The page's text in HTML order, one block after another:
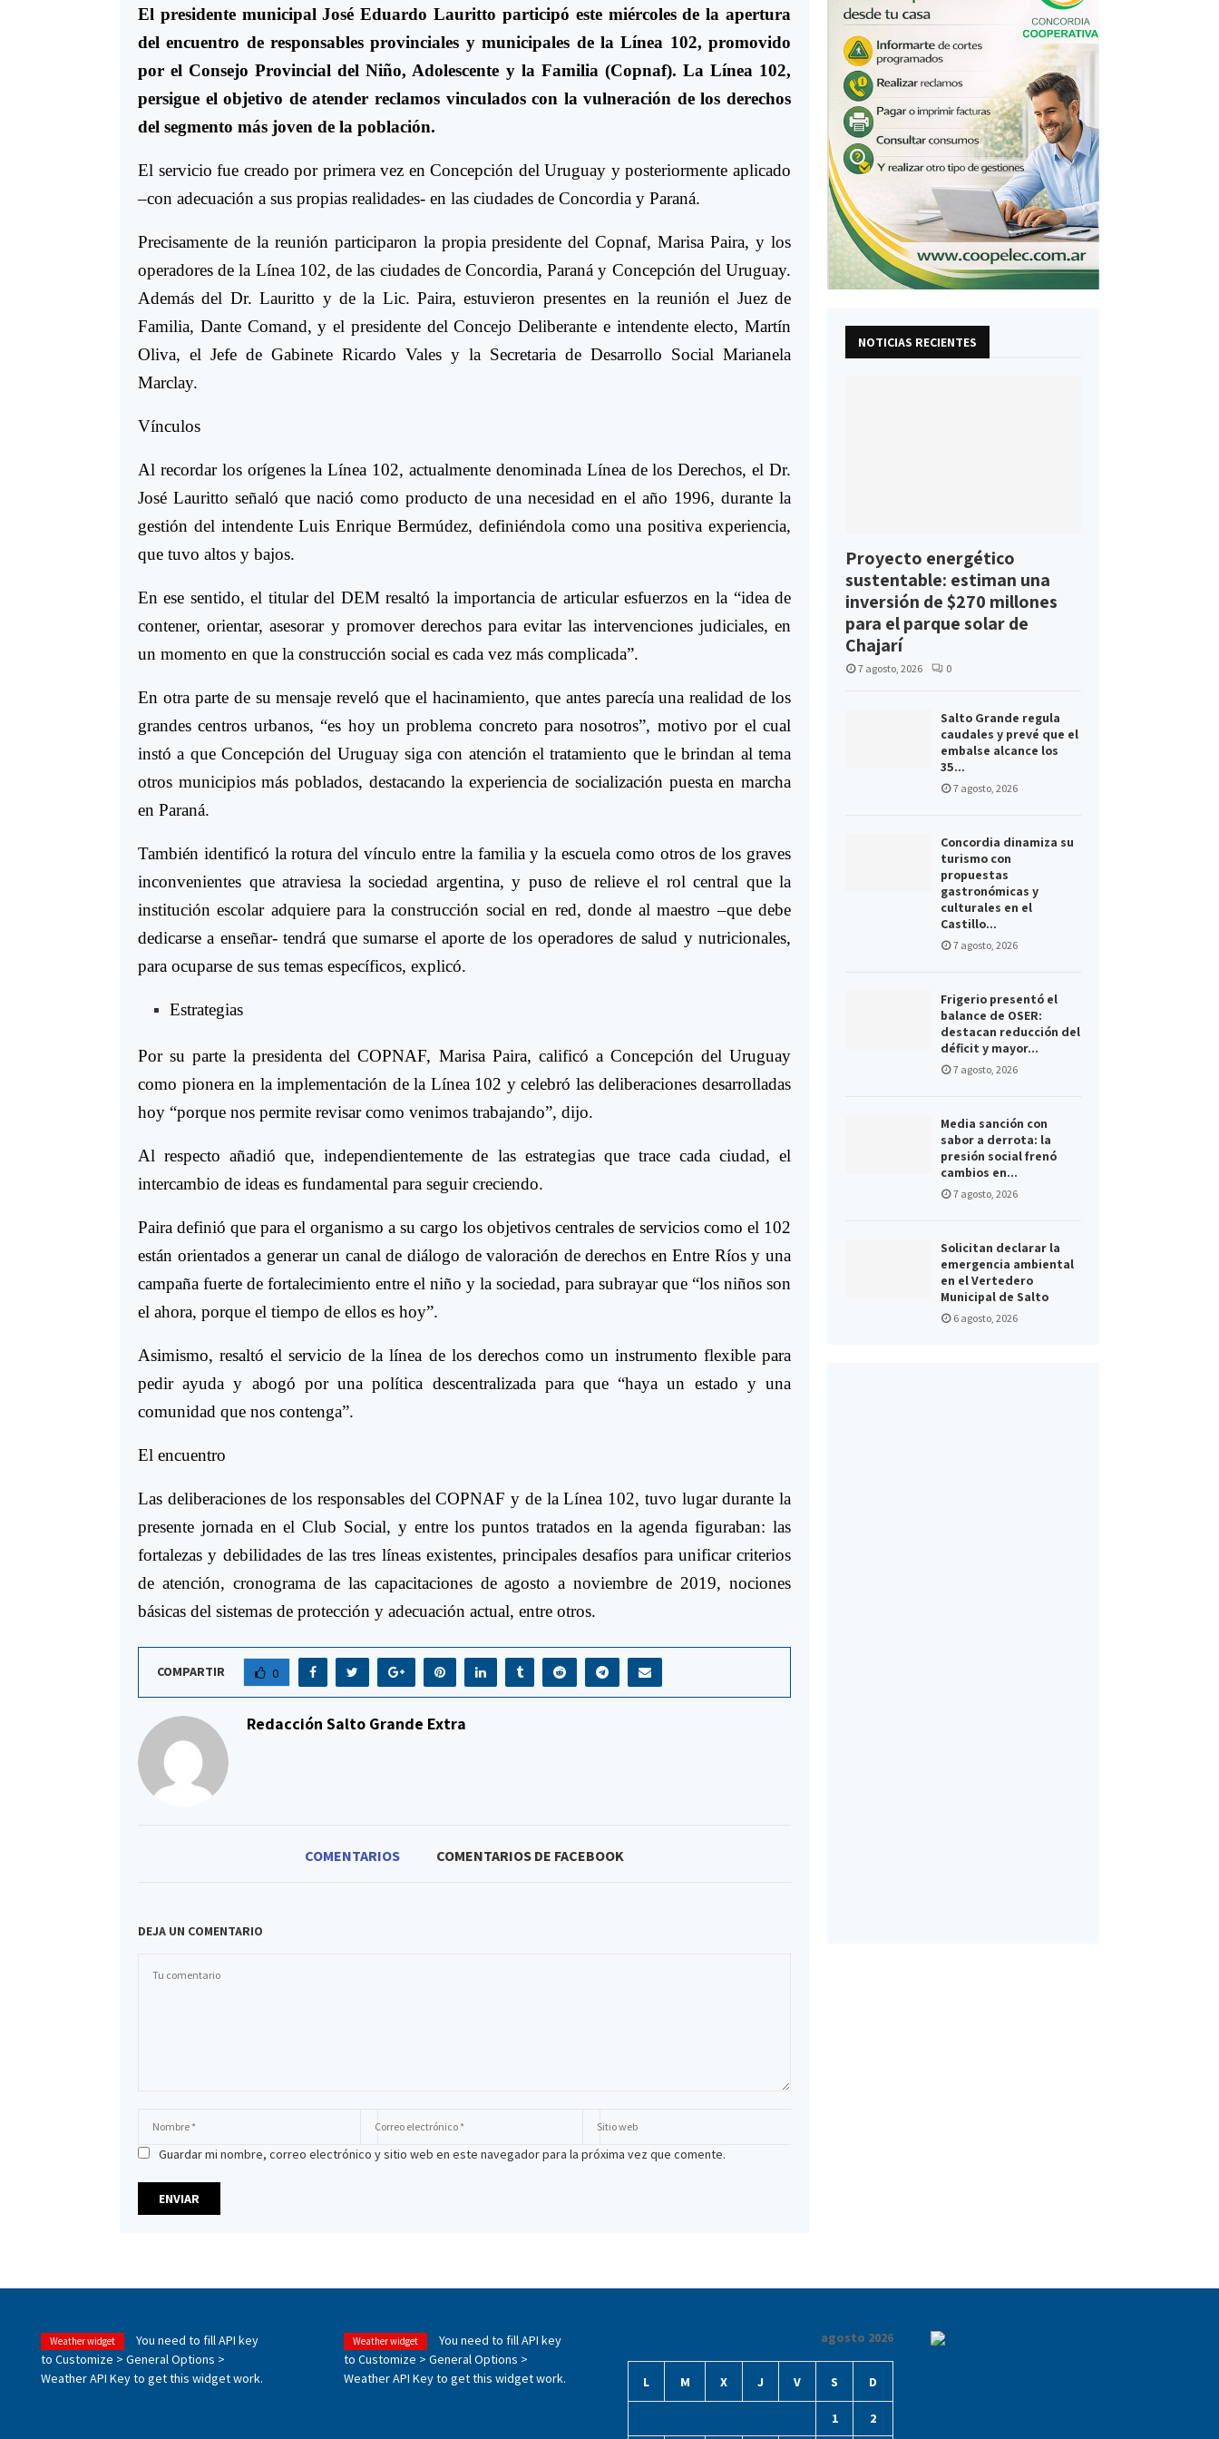
El presidente municipal José Eduardo Lauritto participó este miércoles de la apertura
del encuentro de responsables provinciales y municipales de la Línea 102, promovido
por el Consejo Provincial del Niño, Adolescente y la Familia (Copnaf). La Línea 102,
persigue el objetivo de atender reclamos vinculados con la vulneración de los derechos
del segmento más joven de la población.
El servicio fue creado por primera vez en Concepción del Uruguay y posteriormente aplicado
–con adecuación a sus propias realidades- en las ciudades de Concordia y Paraná.
Precisamente de la reunión participaron la propia presidente del Copnaf, Marisa Paira, y los
operadores de la Línea 102, de las ciudades de Concordia, Paraná y Concepción del Uruguay.
Además del Dr. Lauritto y de la Lic. Paira, estuvieron presentes en la reunión el Juez de
Familia, Dante Comand, y el presidente del Concejo Deliberante e intendente electo, Martín
Oliva, el Jefe de Gabinete Ricardo Vales y la Secretaria de Desarrollo Social Marianela
Marclay.
Vínculos
Al recordar los orígenes la Línea 102, actualmente denominada Línea de los Derechos, el Dr.
José Lauritto señaló que nació como producto de una necesidad en el año 1996, durante la
gestión del intendente Luis Enrique Bermúdez, definiéndola como una positiva experiencia,
que tuvo altos y bajos.
En ese sentido, el titular del DEM resaltó la importancia de articular esfuerzos en la “idea de
contener, orientar, asesorar y promover derechos para evitar las intervenciones judiciales, en
un momento en que la construcción social es cada vez más complicada”.
En otra parte de su mensaje reveló que el hacinamiento, que antes parecía una realidad de los
grandes centros urbanos, “es hoy un problema concreto para nosotros”, motivo por el cual
instó a que Concepción del Uruguay siga con atención el tratamiento que le brindan al tema
otros municipios más poblados, destacando la experiencia de socialización puesta en marcha
en Paraná.
También identificó la rotura del vínculo entre la familia y la escuela como otros de los graves
inconvenientes que atraviesa la sociedad argentina, y puso de relieve el rol central que la
institución escolar adquiere para la construcción social en red, donde al maestro –que debe
dedicarse a enseñar- tendrá que sumarse el aporte de los operadores de salud y nutricionales,
para ocuparse de sus temas específicos, explicó.
Estrategias
Por su parte la presidenta del COPNAF, Marisa Paira, calificó a Concepción del Uruguay
como pionera en la implementación de la Línea 102 y celebró las deliberaciones desarrolladas
hoy “porque nos permite revisar como venimos trabajando”, dijo.
Al respecto añadió que, independientemente de las estrategias que trace cada ciudad, el
intercambio de ideas es fundamental para seguir creciendo.
Paira definió que para el organismo a su cargo los objetivos centrales de servicios como el 102
están orientados a generar un canal de diálogo de valoración de derechos en Entre Ríos y una
campaña fuerte de fortalecimiento entre el niño y la sociedad, para subrayar que “los niños son
el ahora, porque el tiempo de ellos es hoy”.
Asimismo, resaltó el servicio de la línea de los derechos como un instrumento flexible para
pedir ayuda y abogó por una política descentralizada para que “haya un estado y una
comunidad que nos contenga”.
El encuentro
Las deliberaciones de los responsables del COPNAF y de la Línea 102, tuvo lugar durante la
presente jornada en el Club Social, y entre los puntos tratados en la agenda figuraban: las
fortalezas y debilidades de las tres líneas existentes, principales desafíos para unificar criterios
de atención, cronograma de las capacitaciones de agosto a noviembre de 2019, nociones
básicas del sistemas de protección y adecuación actual, entre otros.
COMPARTIR 0
Redacción Salto Grande Extra
COMENTARIOS COMENTARIOS DE FACEBOOK
DEJA UN COMENTARIO
Guardar mi nombre, correo electrónico y sitio web en este navegador para la próxima vez que comente.
NOTICIAS RECIENTES
Proyecto energético
sustentable: estiman una
inversión de $270 millones
para el parque solar de
Chajarí
7 agosto, 2026 0
Salto Grande regula
caudales y prevé que el
embalse alcance los
35...
7 agosto, 2026
Concordia dinamiza su
turismo con
propuestas
gastronómicas y
culturales en el
Castillo...
7 agosto, 2026
Frigerio presentó el
balance de OSER:
destacan reducción del
déficit y mayor...
7 agosto, 2026
Media sanción con
sabor a derrota: la
presión social frenó
cambios en...
7 agosto, 2026
Solicitan declarar la
emergencia ambiental
en el Vertedero
Municipal de Salto
6 agosto, 2026
Weather widget
You need to fill API key
to Customize > General Options >
Weather API Key to get this widget work.
Weather widget
You need to fill API key
to Customize > General Options >
Weather API Key to get this widget work.
agosto 2026
L M X J V S D
1 2